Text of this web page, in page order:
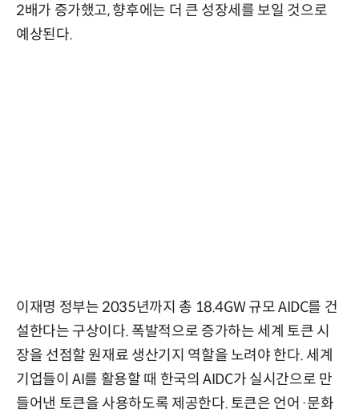
2배가 증가했고, 향후에는 더 큰 성장세를 보일 것으로
예상된다.
이재명 정부는 2035년까지 총 18.4GW 규모 AIDC를 건
설한다는 구상이다. 폭발적으로 증가하는 세계 토큰 시
장을 선점할 원재료 생산기지 역할을 노려야 한다. 세계
기업들이 AI를 활용할 때 한국의 AIDC가 실시간으로 만
들어낸 토큰을 사용하도록 제공한다. 토큰은 언어·문화